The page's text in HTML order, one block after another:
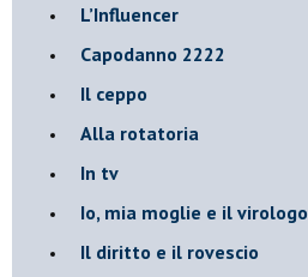
L’Influencer
​Capodanno 2222
Il ceppo
Alla rotatoria
In tv
Io, mia moglie e il virologo
Il diritto e il rovescio